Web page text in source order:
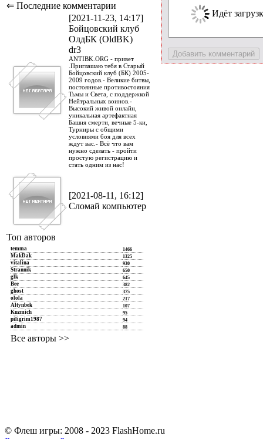
⇐ Последние комментарии
[2021-11-23, 14:17]
Бойцовский клуб
ОлдБК (OldBK)
dr3
ANTIBK.ORG - привет
.Приглашаю тебя в Старый
Бойцовский клуб (БК) 2005-
2009 годов.- Великие битвы,
постоянные противостояния
Тьмы и Света, с поддержкой
Нейтральных воинов.-
Высокий живой онлайн,
уникальная артефактная
Башня смерти, вечные 5-ки,
Турниры с общими
условиями боя для всех
ждут вас.- Всё что вам
нужно сделать - пройти
простую регистрацию и
стать одним из нас!
[2021-08-11, 16:12]
Сломай компьютер
Топ авторов
temma 1466
MakDak 1325
vitalina 930
Strannik 650
glk 645
Bee 382
ghost 375
olola 217
Altynbek 107
Kuzmich 95
piligrim1987 94
admin 88
Все авторы >>
Идёт
© Флеш игры: 2008 - 2023 FlashHome.ru